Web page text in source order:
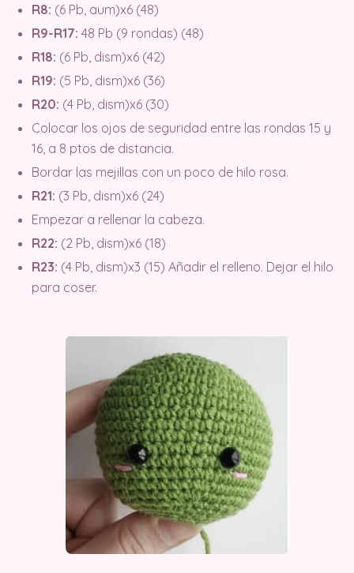
R8: (6 Pb, aum)x6 (48)
R9-R17: 48 Pb (9 rondas) (48)
R18: (6 Pb, dism)x6 (42)
R19: (5 Pb, dism)x6 (36)
R20: (4 Pb, dism)x6 (30)
Colocar los ojos de seguridad entre las rondas 15 y
16, a 8 ptos de distancia.
Bordar las mejillas con un poco de hilo rosa.
R21: (3 Pb, dism)x6 (24)
Empezar a rellenar la cabeza.
R22: (2 Pb, dism)x6 (18)
R23: (4 Pb, dism)x3 (15) Añadir el relleno. Dejar el hilo
para coser.